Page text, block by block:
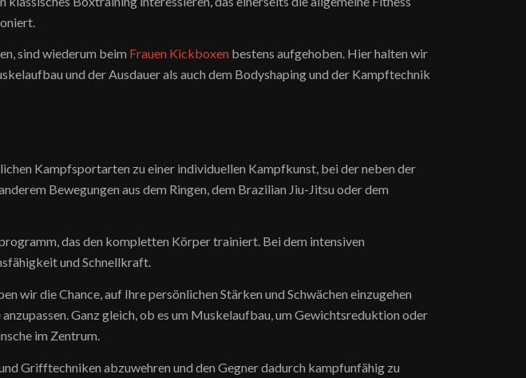
sind wiederum beim Frauen Kickboxen bestens aufgehoben. Hier halten wir
und der Ausdauer als auch dem Bodyshaping und der Kampftechnik
Kampfsportarten zu einer individuellen Kampfkunst, bei der neben der
Bewegungen aus dem Ringen, dem Brazilian Jiu-Jitsu oder dem
das den kompletten Körper trainiert. Bei dem intensiven
und Schnellkraft.
wir die Chance, auf Ihre persönlichen Stärken und Schwächen einzugehen
Ganz gleich, ob es um Muskelaufbau, um Gewichtsreduktion oder
im Zentrum.
Grifftechniken abzuwehren und den Gegner dadurch kampfunfähig zu